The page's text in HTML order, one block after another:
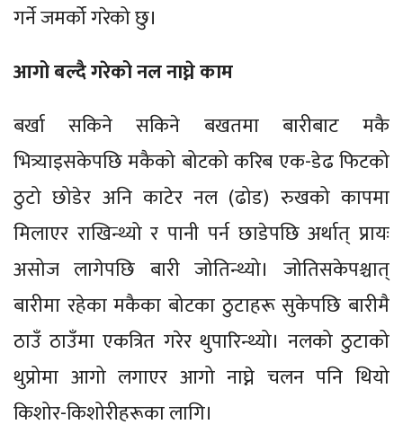
गर्ने जमर्को गरेको छु।
आगो बल्दै गरेको नल नाघ्ने काम
बर्खा सकिने सकिने बखतमा बारीबाट मकै
भित्र्याइसकेपछि मकैको बोटको करिब एक-डेढ फिटको
ठुटो छोडेर अनि काटेर नल (ढोड) रुखको कापमा
मिलाएर राखिन्थ्यो र पानी पर्न छाडेपछि अर्थात् प्रायः
असोज लागेपछि बारी जोतिन्थ्यो। जोतिसकेपश्चात्
बारीमा रहेका मकैका बोटका ठुटाहरू सुकेपछि बारीमै
ठाउँ ठाउँमा एकत्रित गरेर थुपारिन्थ्यो। नलको ठुटाको
थुप्रोमा आगो लगाएर आगो नाघ्ने चलन पनि थियो
किशोर-किशोरीहरूका लागि।